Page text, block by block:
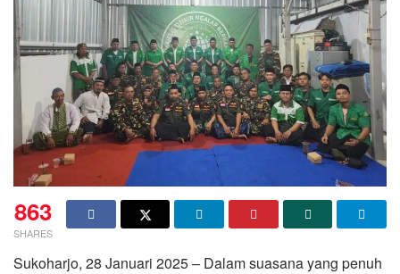
863
SHARES
Sukoharjo, 28 Januari 2025 – Dalam suasana yang penuh